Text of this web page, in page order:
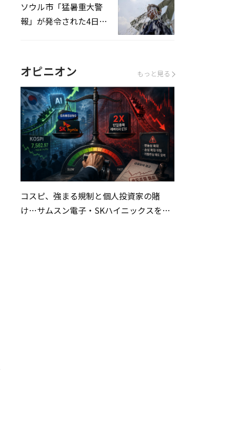
ソウル市「猛暑重大警
報」が発令された4日、
オピニオン もっと見る
コスピ、強まる規制と個人投資家の賭
け…サムスン電子・SKハイニックスを巡